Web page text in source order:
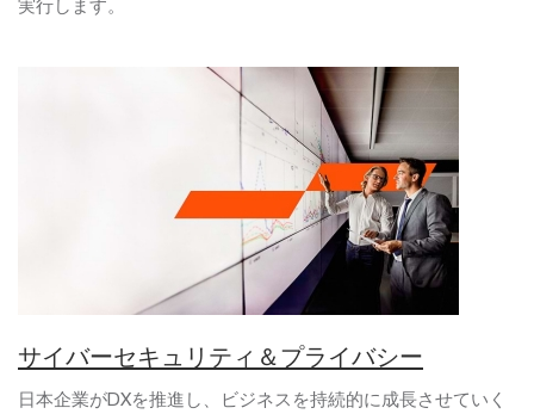
実行します。
サイバーセキュリティ＆プライバシー
日本企業がDXを推進し、ビジネスを持続的に成長させていく